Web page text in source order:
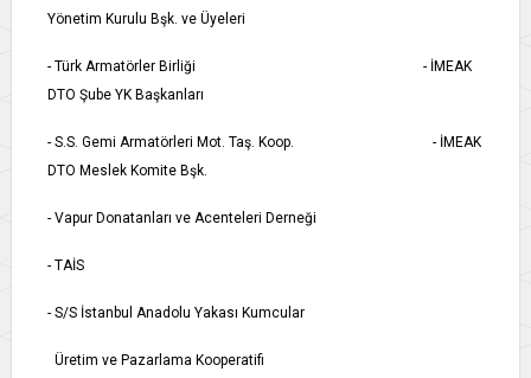
Yönetim Kurulu Bşk. ve Üyeleri
- Türk Armatörler Birliği - İMEAK
DTO Şube YK Başkanları
- S.S. Gemi Armatörleri Mot. Taş. Koop. - İMEAK
DTO Meslek Komite Bşk.
- Vapur Donatanları ve Acenteleri Derneği
- TAİS
- S/S İstanbul Anadolu Yakası Kumcular
Üretim ve Pazarlama Kooperatifi